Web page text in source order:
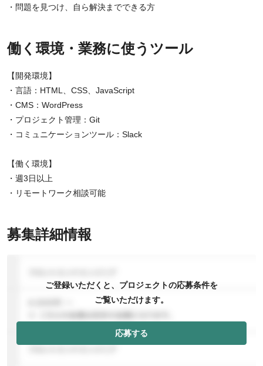
・問題を見つけ、自ら解決までできる方
働く環境・業務に使うツール
【開発環境】
・言語：HTML、CSS、JavaScript
・CMS：WordPress
・プロジェクト管理：Git
・コミュニケーションツール：Slack
【働く環境】
・週3日以上
・リモートワーク相談可能
募集詳細情報
ご登録いただくと、プロジェクトの応募条件を
ご覧いただけます。
応募する